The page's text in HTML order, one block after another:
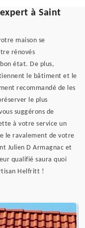
à Saint
maison se
rénovés
état. De plus,
le bâtiment et le
recommandé de les
le plus
suggérons de
à votre service un
le ravalement de votre
Julien D Armagnac et
qualifié saura quoi
Helfritt !